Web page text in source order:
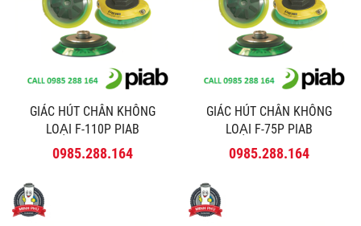
GIÁC HÚT CHÂN KHÔNG
LOẠI F-110P PIAB
0985.288.164
GIÁC HÚT CHÂN KHÔNG
LOẠI F-75P PIAB
0985.288.164